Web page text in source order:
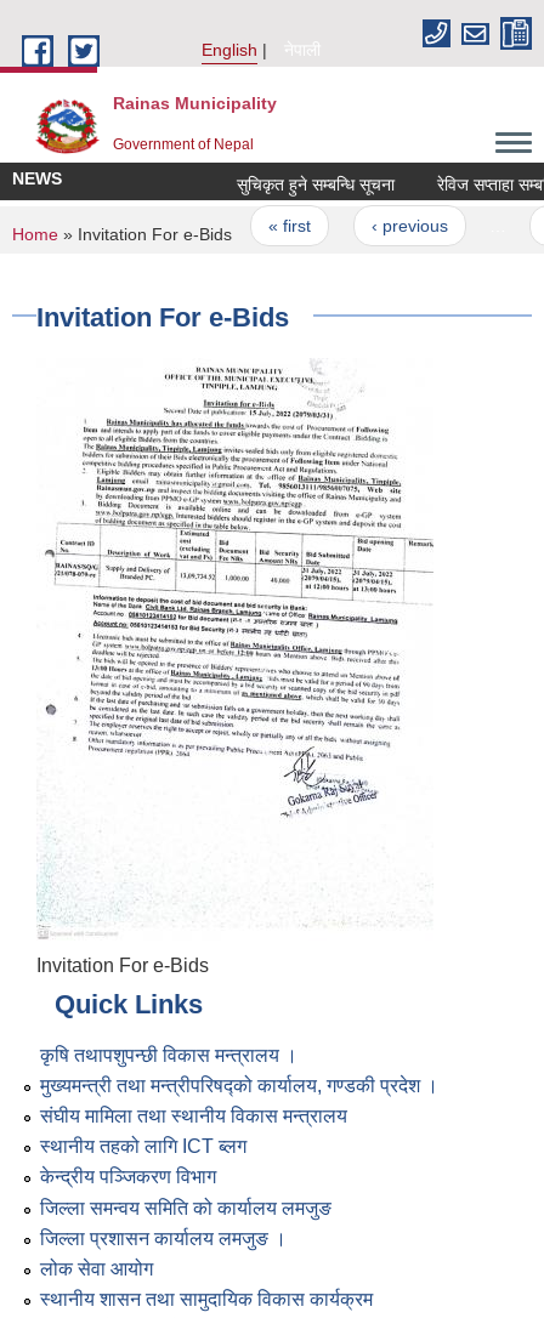
English
नेपाली
Rainas Municipality
Government of Nepal
NEWS सुचिकृत हुने सम्बन्धि सूचना रेविज सप्ताहा
Pages
« first ‹ previous
You are here
Home » Invitation For e-Bids
Invitation For e-Bids
Invitation For e-Bids
Quick Links
कृषि तथापशुपन्छी विकास मन्त्रालय ।
मुख्यमन्त्री तथा मन्त्रीपरिषद्को कार्यालय, गण्डकी प्रदेश ।
संघीय मामिला तथा स्थानीय विकास मन्त्रालय
स्थानीय तहको लागि ICT ब्लग
केन्द्रीय पञ्जिकरण विभाग
जिल्ला समन्वय समिति को कार्यालय लमजुङ
जिल्ला प्रशासन कार्यालय लमजुङ ।
लोक सेवा आयोग
स्थानीय शासन तथा सामुदायिक विकास कार्यक्रम